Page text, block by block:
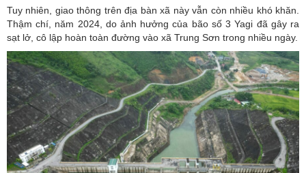
Tuy nhiên, giao thông trên địa bàn xã này vẫn còn nhiều khó khăn.
Thậm chí, năm 2024, do ảnh hưởng của bão số 3 Yagi đã gây ra
sạt lở, cô lập hoàn toàn đường vào xã Trung Sơn trong nhiều ngày.